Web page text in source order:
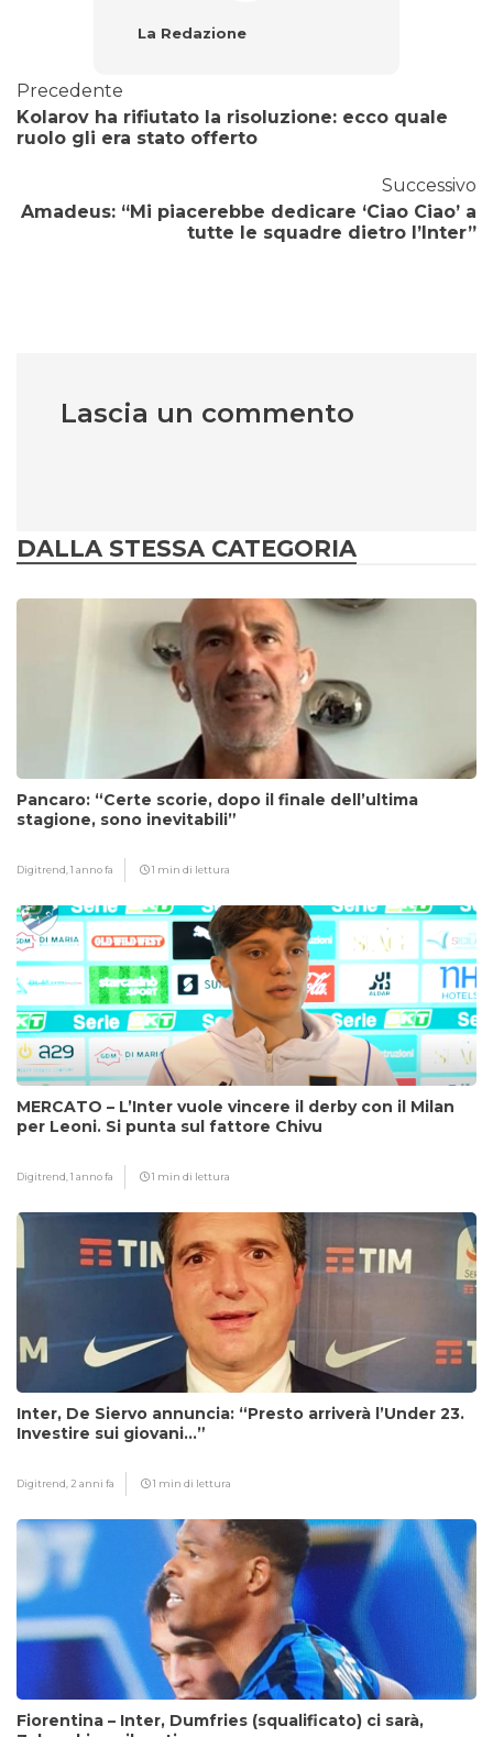
La Redazione
Precedente
Kolarov ha rifiutato la risoluzione: ecco quale
ruolo gli era stato offerto
Successivo
Amadeus: “Mi piacerebbe dedicare ‘Ciao Ciao’ a
tutte le squadre dietro l’Inter”
Lascia un commento
DALLA STESSA CATEGORIA
Pancaro: “Certe scorie, dopo il finale dell’ultima
stagione, sono inevitabili”
Digitrend,1 anno fa 1 min di lettura
MERCATO – L’Inter vuole vincere il derby con il Milan
per Leoni. Si punta sul fattore Chivu
Digitrend,1 anno fa 1 min di lettura
Inter, De Siervo annuncia: “Presto arriverà l’Under 23.
Investire sui giovani…”
Digitrend, 2 anni fa 1 min di lettura
Fiorentina – Inter, Dumfries (squalificato) ci sarà,